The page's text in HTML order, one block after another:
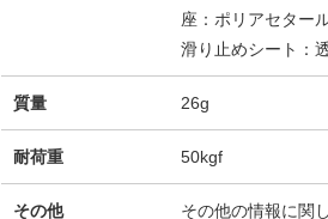
座：ポリアセター
滑り止めシート：
質量 26g
耐荷重 50kgf
その他 その他の情報に関